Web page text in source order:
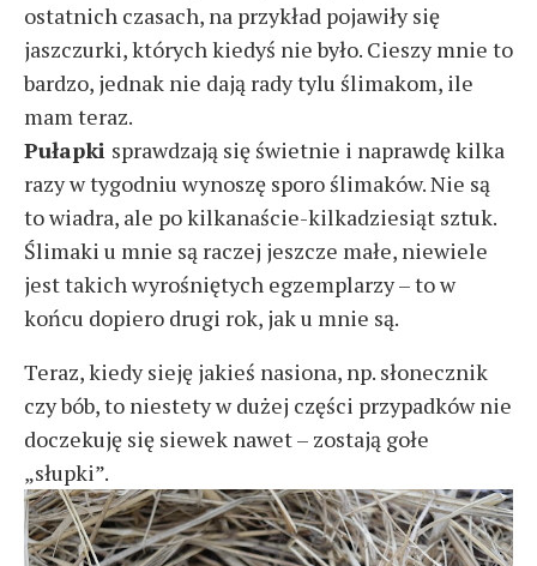
ostatnich czasach, na przykład pojawiły się
jaszczurki, których kiedyś nie było. Cieszy mnie to
bardzo, jednak nie dają rady tylu ślimakom, ile
mam teraz.
Pułapki sprawdzają się świetnie i naprawdę kilka
razy w tygodniu wynoszę sporo ślimaków. Nie są
to wiadra, ale po kilkanaście-kilkadziesiąt sztuk.
Ślimaki u mnie są raczej jeszcze małe, niewiele
jest takich wyrośniętych egzemplarzy – to w
końcu dopiero drugi rok, jak u mnie są.
Teraz, kiedy sieję jakieś nasiona, np. słonecznik
czy bób, to niestety w dużej części przypadków nie
doczekuję się siewek nawet – zostają gołe
„słupki”.